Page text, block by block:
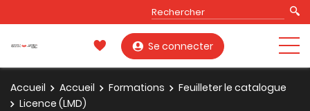
Se connecter
Accueil Accueil Formations
Feuilleter le catalogue
Licence (LMD)